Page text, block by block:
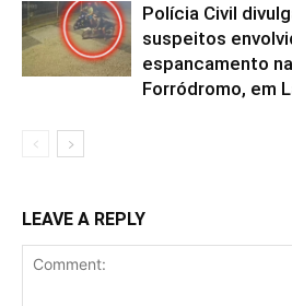
Polícia Civil
suspeitos
espancamento
Forródromo, em
LEAVE A REPLY